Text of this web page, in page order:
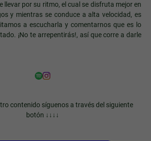
llevar por su ritmo, el cual se disfruta mejor en
y mientras se conduce a alta velocidad, es
a escucharla y comentarnos que es lo
¡No te arrepentirás!, así que corre a darle
contenido síguenos a través del siguiente
botón ↓↓↓↓